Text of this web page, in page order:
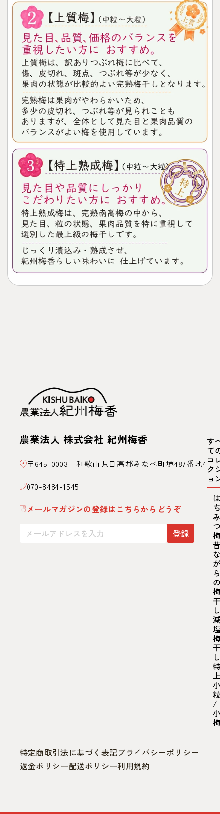
農業法人 株式会社 紀州梅香
〒645-0003 和歌山県日高郡みなべ町堺487番地4
070-8484-1545
メールマガジンの登録はこちらからどうぞ
登録
す
て
コ
ク
ョ
/
特定商取引法に基づく表記プライバシーポリシー
返金ポリシー配送ポリシー利用規約